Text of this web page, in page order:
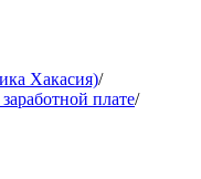
Хакасия)/
плате/